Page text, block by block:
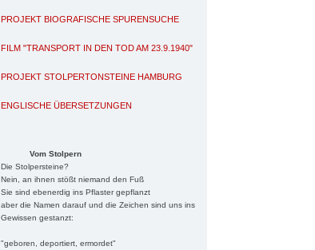
PROJEKT BIOGRAFISCHE SPURENSUCHE
FILM "TRANSPORT IN DEN TOD AM 23.9.1940"
PROJEKT STOLPERTONSTEINE HAMBURG
ENGLISCHE ÜBERSETZUNGEN
Vom Stolpern
Die Stolpersteine?
Nein, an ihnen stößt niemand den Fuß
Sie sind ebenerdig ins Pflaster gepflanzt
aber die Namen darauf und die Zeichen sind uns ins
Gewissen gestanzt:
"geboren, deportiert, ermordet"